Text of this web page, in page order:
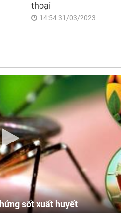
thoại
14:54 31/03/2023
sốt xuất huyết